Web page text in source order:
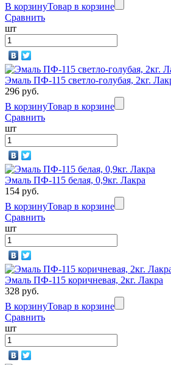
В корзинуТовар в корзине
Сравнить
шт
Эмаль ПФ-115 светло-голубая, 2кг.
296 руб.
В корзинуТовар в корзине
Сравнить
шт
Эмаль ПФ-115 белая, 0,9кг. Лакра
154 руб.
В корзинуТовар в корзине
Сравнить
шт
Эмаль ПФ-115 коричневая, 2кг. Лакра
328 руб.
В корзинуТовар в корзине
Сравнить
шт